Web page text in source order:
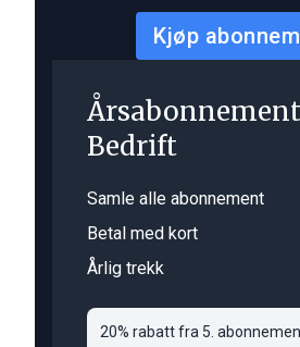
Kjøp
Bedrift
Samle alle abonnement
Betal med kort
Årlig trekk
20% rabatt fra 5.